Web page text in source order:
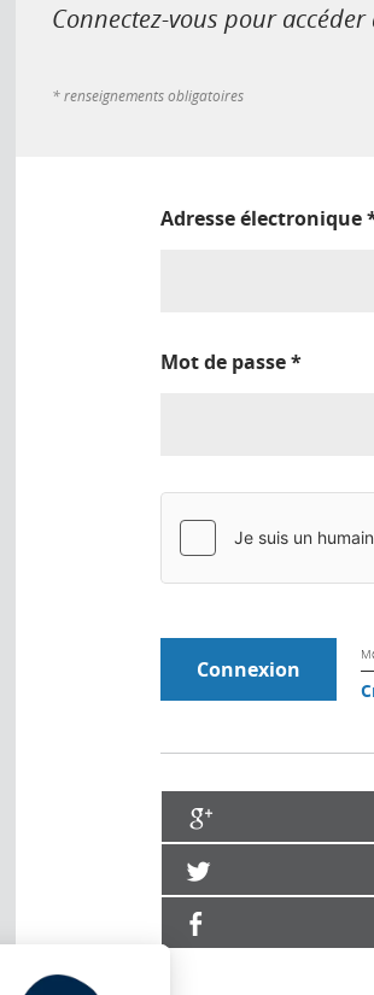
Connectez-vous pour
* renseignements obligatoires
Adresse électronique
Mot de passe*